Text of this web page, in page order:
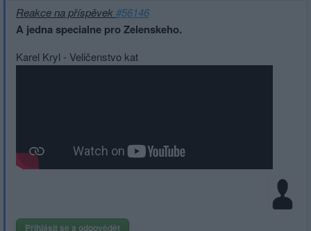
Reakce na příspěvek#56146
A jedna specialne pro Zelenskeho.
Karel Kryl - Veličenstvo kat
Přihlásit se a odpovědět